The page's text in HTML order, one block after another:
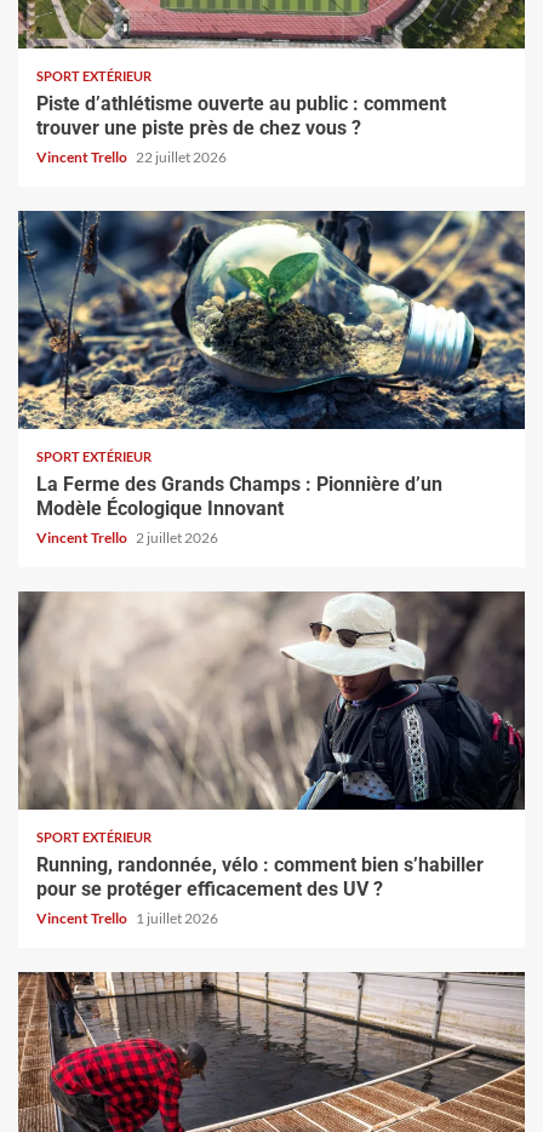
SPORT EXTÉRIEUR
Piste d’athlétisme ouverte au public : comment
trouver une piste près de chez vous ?
Vincent Trello 22 juillet 2026
SPORT EXTÉRIEUR
La Ferme des Grands Champs : Pionnière d’un
Modèle Écologique Innovant
Vincent Trello 2 juillet 2026
SPORT EXTÉRIEUR
Running, randonnée, vélo : comment bien s’habiller
pour se protéger efficacement des UV ?
Vincent Trello 1 juillet 2026